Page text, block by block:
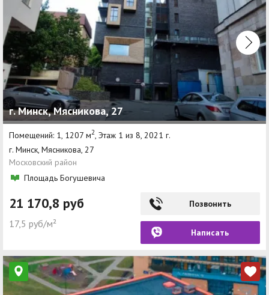
г. Минск, Мясникова, 27
Помещений: 1, 1207 м2, Этаж 1 из 8, 2021 г.
г. Минск, Мясникова, 27
Московский район
Площадь Богушевича
21 170,8 руб
17,5 руб/м²
Позвонить
Написать